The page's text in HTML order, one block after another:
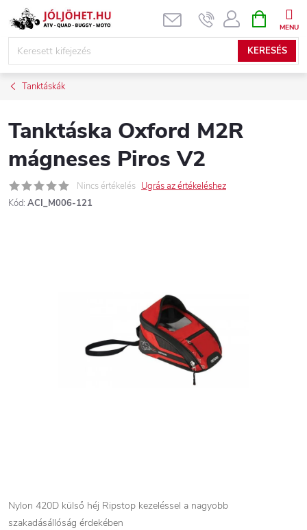
Ugrás
KERESÉS
KOSÁR
Tanktáskák
Tanktáska Oxford M2R
mágneses Piros V2
Nincs értékelés Ugrás az értékeléshez
Kód: ACI_M006-121
Nylon 420D külső héj Ripstop kezeléssel a nagyobb
szakadásállóság érdekében